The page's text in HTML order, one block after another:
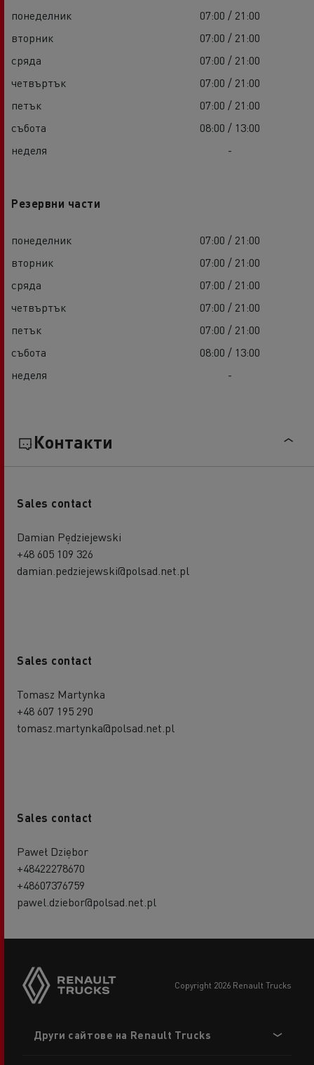
понеделник
07:00 / 21:00
вторник
07:00 / 21:00
сряда
07:00 / 21:00
четвъртък
07:00 / 21:00
петък
07:00 / 21:00
събота
08:00 / 13:00
неделя
-
Резервни части
понеделник
07:00 / 21:00
вторник
07:00 / 21:00
сряда
07:00 / 21:00
четвъртък
07:00 / 21:00
петък
07:00 / 21:00
събота
08:00 / 13:00
неделя
-
Контакти
Sales contact
Damian Pędziejewski
+48 605 109 326
damian.pedziejewski@polsad.net.pl
Sales contact
Tomasz Martynka
+48 607 195 290
tomasz.martynka@polsad.net.pl
Sales contact
Paweł Dziębor
+48422278670
+48607376759
pawel.dziebor@polsad.net.pl
copyright 2026 Renault Trucks
menu
Други сайтове на Renault Trucks